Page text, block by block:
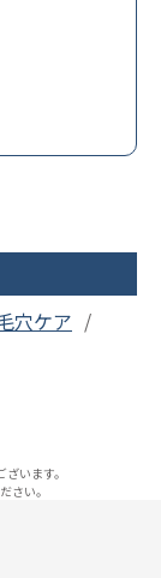
穴ケア
います。
さい。